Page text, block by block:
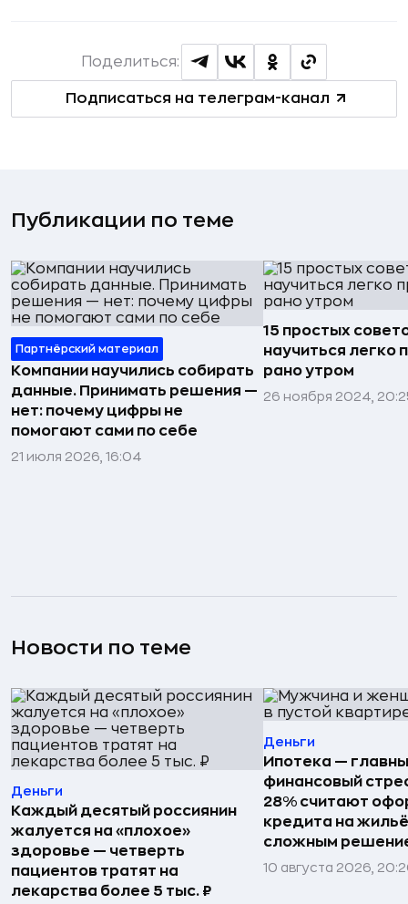
Подписаться на телеграм-канал
Поделиться:
Публикации по теме
Партнёрский материал
Компании научились собирать
данные. Принимать решения —
нет: почему цифры не
помогают сами по себе
21 июля 2026, 16:04
15 простых
научиться легко
рано утром
26 ноября 2024,
Новости по теме
Деньги
Каждый десятый россиянин
жалуется на «плохое»
здоровье — четверть
пациентов тратят на
лекарства более 5 тыс. ₽
Деньги
Ипотека —
финансовый
28% считают
кредита на
сложным
10 августа 2026,